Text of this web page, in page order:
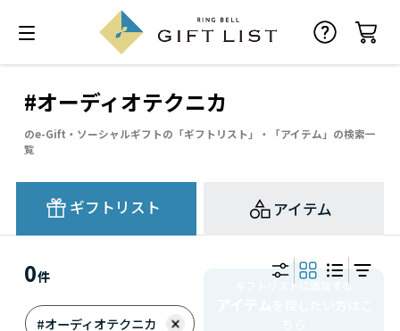
#オーディオテクニカ
のe-Gift・ソーシャルギフトの「ギフトリスト」・「アイテム」の検索一
覧
ギフトリスト アイテム
ギフトリストに追加する
0件
#オーディオテクニカ